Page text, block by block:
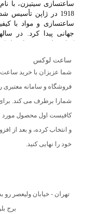
1918 در ژاپن تأسیس
ساعتسازی و مواد با
جهانی پیدا کرد. در
خرید ساعت مچی از
فواید مهم ارائه میدهد
کند. در زیر به برخی از
به معنای عدم
زیادی از نظر
ویژگی به
زندگی آنها
ساعت لوکس
شما عزیزان با خرید
فروشگاه و سامانه معتبری
شمارا برطرف می کند.
کافیست اول محصول مورد
و انتخاب کرده، و بعد از
خود را نهایی کنید.
برج